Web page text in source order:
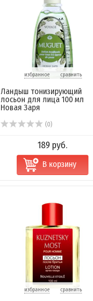
избранное сравнить
Ландыш тонизирующий
лосьон для лица 100 мл
Новая Заря
(0)
189 руб.
В корзину
избранное сравнить